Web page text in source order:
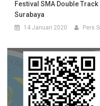
Festival SMA Double
Surabaya
14 Januari 2020 Pers